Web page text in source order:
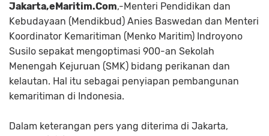
Jakarta,eMaritim.Com,-Menteri Pendidikan dan
Kebudayaan (Mendikbud) Anies Baswedan dan Menteri
Koordinator Kemaritiman (Menko Maritim) Indroyono
Susilo sepakat mengoptimasi 900-an Sekolah
Menengah Kejuruan (SMK) bidang perikanan dan
kelautan. Hal itu sebagai penyiapan pembangunan
kemaritiman di Indonesia.
Dalam keterangan pers yang diterima di Jakarta,